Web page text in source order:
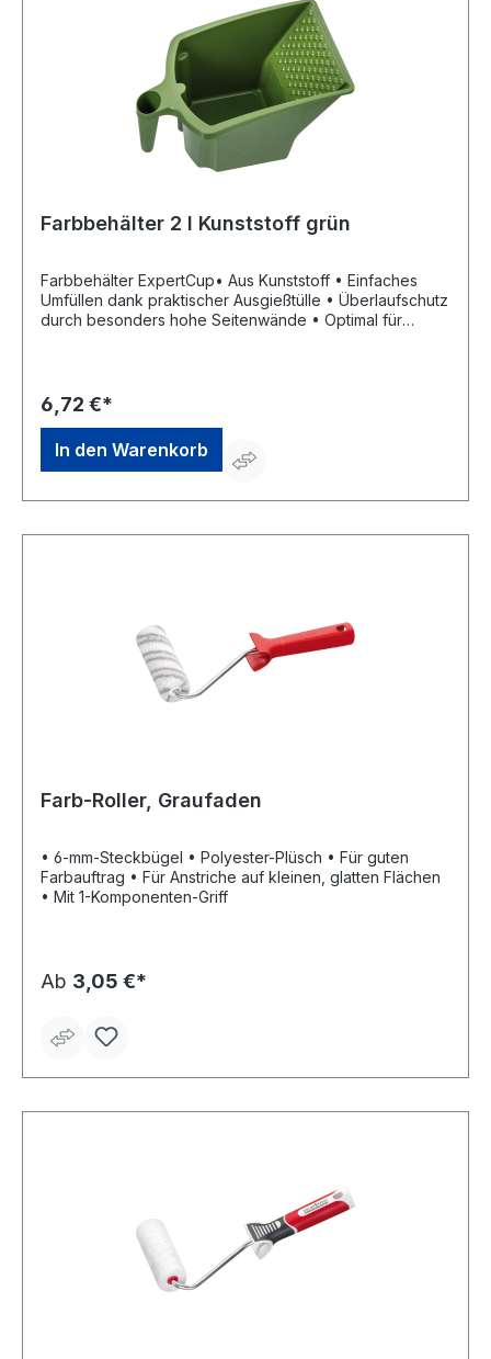
Farbbehälter 2 l Kunststoff grün
Farbbehälter ExpertCup• Aus Kunststoff • Einfaches
Umfüllen dank praktischer Ausgießtülle • Überlaufschutz
durch besonders hohe Seitenwände • Optimal für
6,72 €*
In den Warenkorb
Farb-Roller, Graufaden
• 6-mm-Steckbügel • Polyester-Plüsch • Für guten
Farbauftrag • Für Anstriche auf kleinen, glatten Flächen
• Mit 1-Komponenten-Griff
Ab 3,05 €*